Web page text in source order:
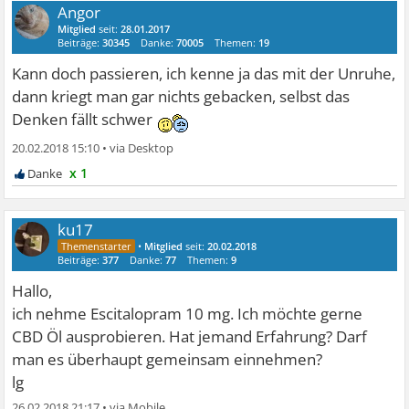
Angor
Mitglied seit:28.01.2017
Beiträge:30345 Danke:70005 Themen: 19
Kann doch passieren, ich kenne ja das mit der Unruhe,
dann kriegt man gar nichts gebacken, selbst das
Denken fällt schwer
20.02.2018 15:10 •
x 1
ku17
• Mitglied seit:20.02.2018
Beiträge:377 Danke:77 Themen:9
Hallo,
ich nehme Escitalopram 10 mg. Ich möchte gerne
CBD Öl ausprobieren. Hat jemand Erfahrung? Darf
man es überhaupt gemeinsam einnehmen?
lg